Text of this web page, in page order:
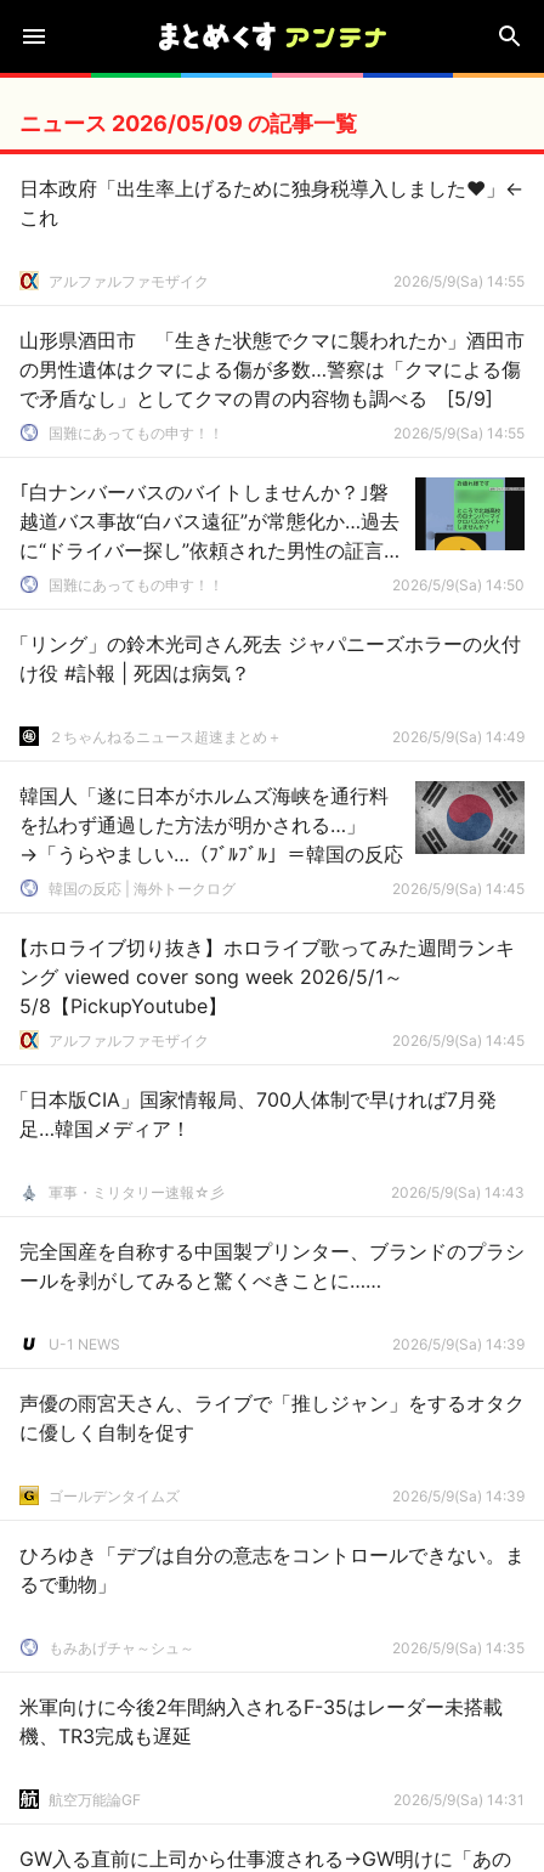
ニュース 2026/05/09 の記事一覧
日本政府「出生率上げるために独身税導入しました♥」←
これ
アルファルファモザイク 2026/5/9(Sa) 14:55
山形県酒田市 「生きた状態でクマに襲われたか」酒田市
の男性遺体はクマによる傷が多数…警察は「クマによる傷
で矛盾なし」としてクマの胃の内容物も調べる [5/9]
国難にあってもの申す！！ 2026/5/9(Sa) 14:55
｢白ナンバーバスのバイトしませんか？｣磐
越道バス事故“白バス遠征”が常態化か…過去
に“ドライバー探し”依頼された男性の証言
[5/9]国難にあってもの申す！！ 2026/5/9(Sa) 14:50
「リング」の鈴木光司さん死去 ジャパニーズホラーの火付
け役 #訃報 | 死因は病気？
２ちゃんねるニュース超速まとめ＋ 2026/5/9(Sa) 14:49
韓国人「遂に日本がホルムズ海峡を通行料
を払わず通過した方法が明かされる…」
→「うらやましい…（ﾌﾞﾙﾌﾞﾙ」＝韓国の反応
韓国の反応 | 海外トークログ 2026/5/9(Sa) 14:45
【ホロライブ切り抜き】ホロライブ歌ってみた週間ランキ
ング viewed cover song week 2026/5/1～
5/8【PickupYoutube】
アルファルファモザイク 2026/5/9(Sa) 14:45
「日本版CIA」国家情報局、700人体制で早ければ7月発
足…韓国メディア！
軍事・ミリタリー速報☆彡 2026/5/9(Sa) 14:43
完全国産を自称する中国製プリンター、ブランドのプラシ
ールを剥がしてみると驚くべきことに……
U-1 NEWS 2026/5/9(Sa) 14:39
声優の雨宮天さん、ライブで「推しジャン」をするオタク
に優しく自制を促す
ゴールデンタイムズ 2026/5/9(Sa) 14:39
ひろゆき「デブは自分の意志をコントロールできない。ま
るで動物」
もみあげチャ～シュ～ 2026/5/9(Sa) 14:35
米軍向けに今後2年間納入されるF-35はレーダー未搭載
機、TR3完成も遅延
航空万能論GF 2026/5/9(Sa) 14:31
GW入る直前に上司から仕事渡される→GW明けに「あの